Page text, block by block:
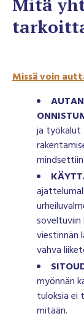
Mitä
Missä voin
ja työkalut
mindsettiin.
viestinnän
vahva
myönnän
tuloksia ei
mitään.